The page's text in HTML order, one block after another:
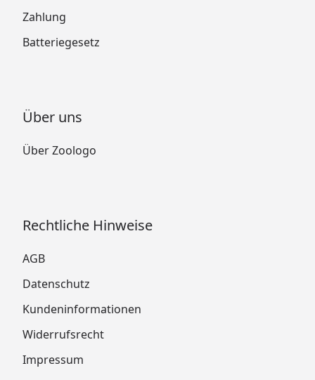
Zahlung
Batteriegesetz
Über uns
Über Zoologo
Rechtliche Hinweise
AGB
Datenschutz
Kundeninformationen
Widerrufsrecht
Impressum